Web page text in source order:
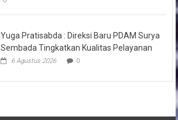
Yuga Pratisabda : Direksi Baru PDAM Surya
Sembada Tingkatkan Kualitas Pelayanan
6 Agustus 2026 0